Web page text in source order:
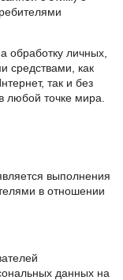
обработку личных,
средствами, как
так и без
любой точке мира.
выполнения
в отношении
данных на